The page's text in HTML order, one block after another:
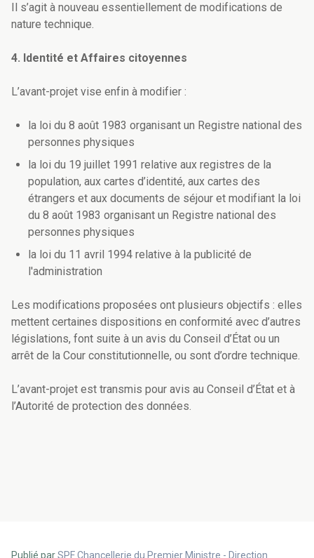
Il s’agit à nouveau essentiellement de modifications de
nature technique.
4. Identité et Affaires citoyennes
L’avant-projet vise enfin à modifier :
la loi du 8 août 1983 organisant un Registre national des
personnes physiques
la loi du 19 juillet 1991 relative aux registres de la
population, aux cartes d’identité, aux cartes des
étrangers et aux documents de séjour et modifiant la loi
du 8 août 1983 organisant un Registre national des
personnes physiques
la loi du 11 avril 1994 relative à la publicité de
l'administration
Les modifications proposées ont plusieurs objectifs : elles
mettent certaines dispositions en conformité avec d’autres
législations, font suite à un avis du Conseil d’État ou un
arrêt de la Cour constitutionnelle, ou sont d’ordre technique.
L’avant-projet est transmis pour avis au Conseil d’État et à
l’Autorité de protection des données.
Publié parSPF Chancellerie du Premier Ministre - Direction